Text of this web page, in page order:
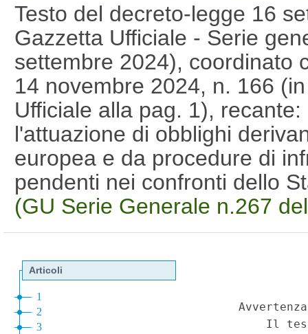
Testo del decreto-legge 16
Gazzetta Ufficiale - Serie
settembre 2024), coordinato
14 novembre 2024, n. 166
Ufficiale alla pag. 1),
l'attuazione di obblighi
europea e da procedure di
pendenti nei confronti dello
(GU Serie Generale n.267